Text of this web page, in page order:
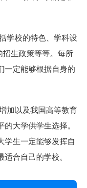
学校的特色、学科设
招生政策等等。每所
一定能够根据自身的
加以及我国高等教育
大学供学生选择。
学生一定能够发挥自
合自己的学校。